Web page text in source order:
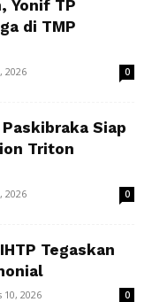
Yonif TP
di TMP
2026 0
Siap
Triton
2026 0
Tegaskan
10, 2026 0